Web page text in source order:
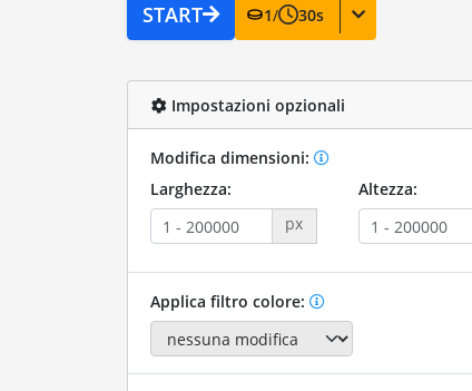
START 1/ 30s
Impostazioni opzionali
Modifica dimensioni:
Larghezza:
px
Altezza:
Applica filtro colore: